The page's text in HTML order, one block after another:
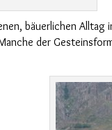
bäuerlichen Alltag
der